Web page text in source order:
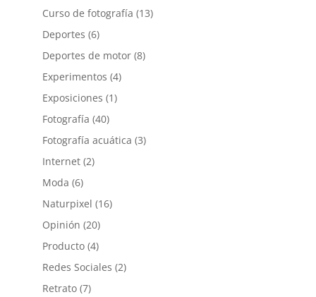
Curso de fotografía (13)
Deportes (6)
Deportes de motor(8)
Experimentos (4)
Exposiciones (1)
Fotografía (40)
Fotografía acuática (3)
Internet(2)
Moda (6)
Naturpixel (16)
Opinión (20)
Producto(4)
Redes Sociales (2)
Retrato(7)